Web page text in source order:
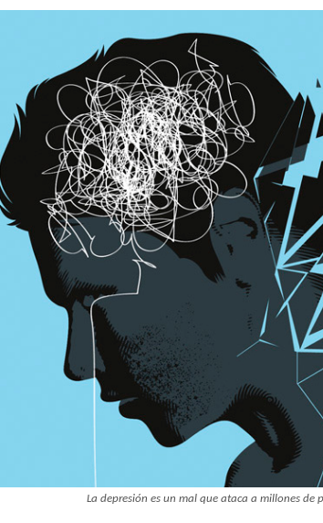
La depresión es un mal que ataca a millones de